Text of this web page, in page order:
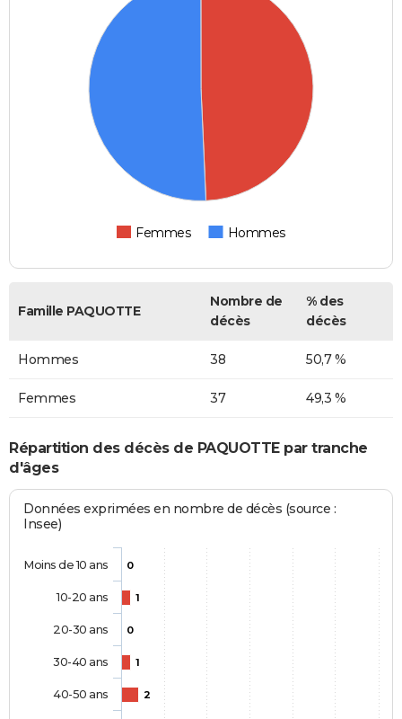
Femmes Hommes
Famille PAQUOTTE
Nombre de
décès
% des
décès
Hommes 38 50,7 %
Femmes 37 49,3 %
Répartition des décès de PAQUOTTE par tranche
d'âges
Données exprimées en nombre de décès (source :
Insee)
0
1
0
1
2
Moins de 10 ans
10-20 ans
20-30 ans
30-40 ans
40-50 ans